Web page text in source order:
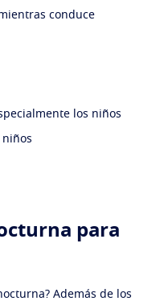
conduce
los niños
niños
para
Además de los